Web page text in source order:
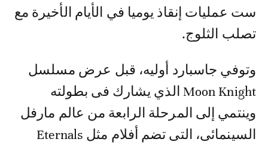
ست عمليات إنقاذ يوميا في الأيام الأخيرة مع
تصلب الثلوج.
وتوفي جاسبارد أوليه، قبل عرض مسلسل
Moon Knight الذي يشارك فى بطولته
وينتمي إلى المرحلة الرابعة من عالم مارفل
السينمائى، التى تضم أفلام مثل Eternals